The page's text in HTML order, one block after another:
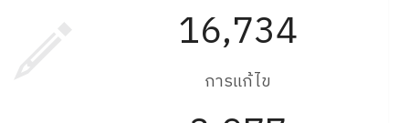
16,734
การแก้ไข